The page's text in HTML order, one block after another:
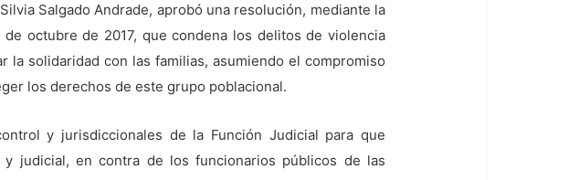
Salgado Andrade, aprobó una resolución, mediante la
octubre de 2017, que condena los delitos de violencia
solidaridad con las familias, asumiendo el compromiso
los derechos de este grupo poblacional.
y jurisdiccionales de la Función Judicial para que
judicial, en contra de los funcionarios públicos de las